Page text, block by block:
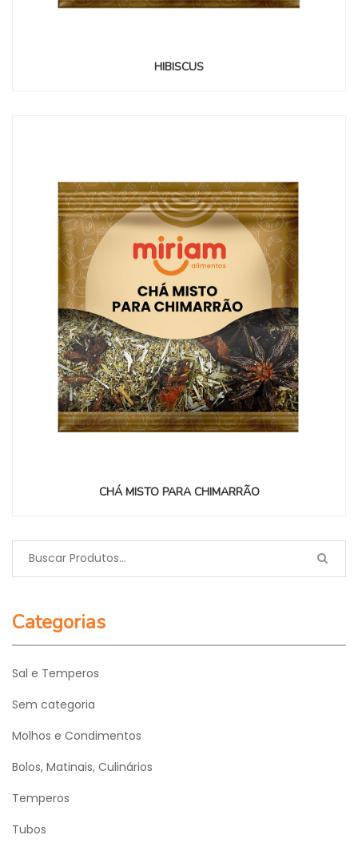
HIBISCUS
CHÁ MISTO PARA CHIMARRÃO
Categorias
Sal e Temperos
Sem categoria
Molhos e Condimentos
Bolos, Matinais, Culinários
Temperos
Tubos